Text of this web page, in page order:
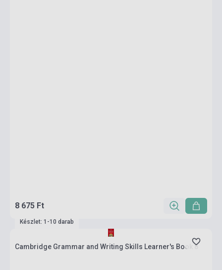
8 675 Ft
Készlet: 1-10 darab
Cambridge Grammar and Writing Skills Learner's Book 8